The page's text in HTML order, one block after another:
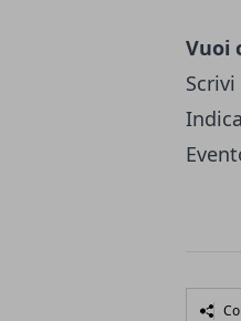
Vuoi
Scrivi